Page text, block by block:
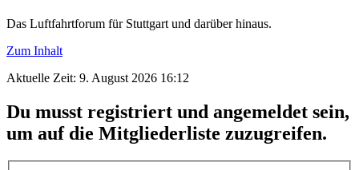
Das Luftfahrtforum für Stuttgart und darüber hinaus.
Zum Inhalt
Aktuelle Zeit: 9. August 2026 16:12
Du musst registriert und angemeldet sein,
um auf die Mitgliederliste zuzugreifen.